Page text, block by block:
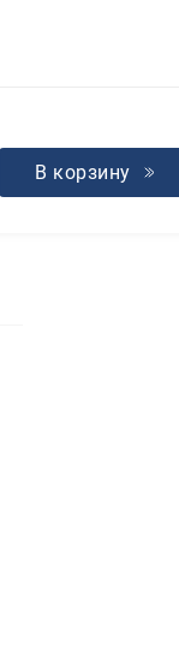
В корзину